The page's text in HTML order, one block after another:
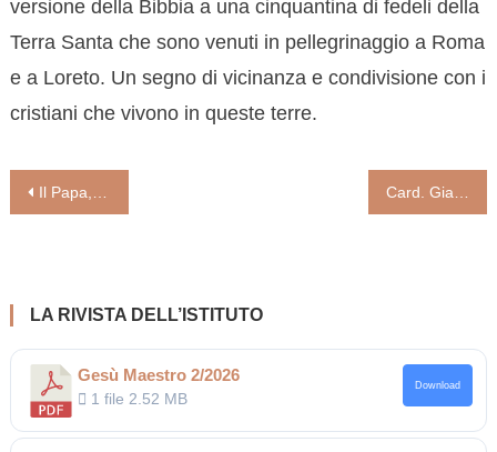
versione della Bibbia a una cinquantina di fedeli della
Terra Santa che sono venuti in pellegrinaggio a Roma
e a Loreto. Un segno di vicinanza e condivisione con i
cristiani che vivono in queste terre.
Navigazione
Il Papa, in vista del Giubileo, istituisce la festa dei santi “della porta accanto”
LA RIVISTA DELL’ISTITUTO
Gesù Maestro 2/2026
1 file 2.52 MB
Download